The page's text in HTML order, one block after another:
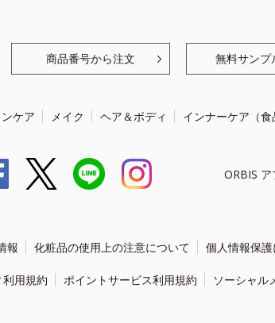
商品番号から注文 無料サンプ
ケア メイク ヘア＆ボディ インナーケア（食
ORBIS ア
報 化粧品の使用上の注意について 個人情報保
用規約 ポイントサービス利用規約 ソーシャル